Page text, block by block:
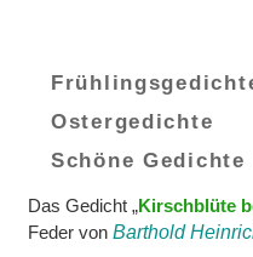
Ostergedichte
Schöne Gedichte
Das Gedicht „Kirschblüte
Feder vonBarthold